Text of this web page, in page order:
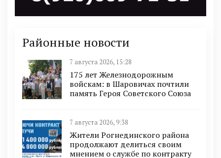
Районные новости
7 августа 2026, 15:28
175 лет Железнодорожным
войскам: в Шаровичах почтили
память Героя Советского Союза
7 августа 2026, 9:38
Жители Рогнединского района
продолжают делиться своим
мнением о службе по контракту